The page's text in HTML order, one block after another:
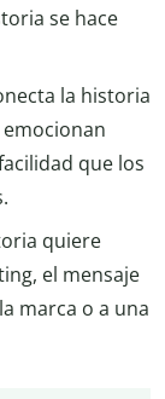
se hace
la historia
que los
quiere
el mensaje
marca o a una